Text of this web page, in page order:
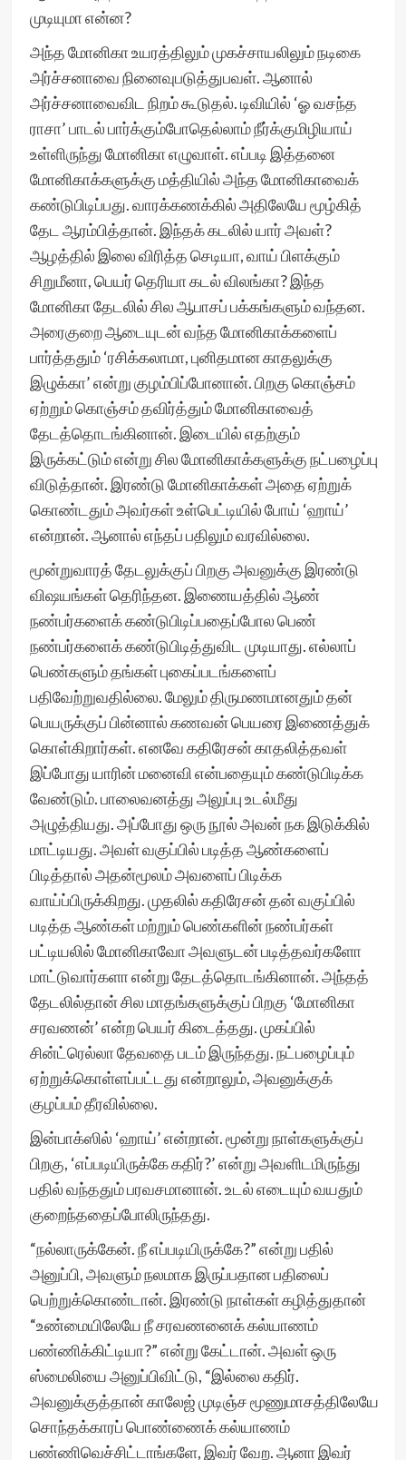
முடியுமா என்ன?
அந்த மோனிகா உயரத்திலும் முகச்சாயலிலும் நடிகை
அர்ச்சனாவை நினைவுபடுத்துபவள். ஆனால்
அர்ச்சனாவைவிட நிறம் கூடுதல். டிவியில் ‘ஓ வசந்த
ராசா’ பாடல் பார்க்கும்போதெல்லாம் நீர்க்குமிழியாய்
உள்ளிருந்து மோனிகா எழுவாள். எப்படி இத்தனை
மோனிகாக்களுக்கு மத்தியில் அந்த மோனிகாவைக்
கண்டுபிடிப்பது. வாரக்கணக்கில் அதிலேயே மூழ்கித்
தேட ஆரம்பித்தான். இந்தக் கடலில் யார் அவள்?
ஆழத்தில் இலை விரித்த செடியா, வாய் பிளக்கும்
சிறுமீனா, பெயர் தெரியா கடல் விலங்கா? இந்த
மோனிகா தேடலில் சில ஆபாசப் பக்கங்களும் வந்தன.
அரைகுறை ஆடையுடன் வந்த மோனிகாக்களைப்
பார்த்ததும் ‘ரசிக்கலாமா, புனிதமான காதலுக்கு
இழுக்கா’ என்று குழம்பிப்போனான். பிறகு கொஞ்சம்
ஏற்றும் கொஞ்சம் தவிர்த்தும் மோனிகாவைத்
தேடத்தொடங்கினான். இடையில் எதற்கும்
இருக்கட்டும் என்று சில மோனிகாக்களுக்கு நட்பழைப்பு
விடுத்தான். இரண்டு மோனிகாக்கள் அதை ஏற்றுக்
கொண்டதும் அவர்கள் உள்பெட்டியில் போய் ‘ஹாய்’
என்றான். ஆனால் எந்தப் பதிலும் வரவில்லை.
மூன்றுவாரத் தேடலுக்குப் பிறகு அவனுக்கு இரண்டு
விஷயங்கள் தெரிந்தன. இணையத்தில் ஆண்
நண்பர்களைக் கண்டுபிடிப்பதைப்போல பெண்
நண்பர்களைக் கண்டுபிடித்துவிட முடியாது. எல்லாப்
பெண்களும் தங்கள் புகைப்படங்களைப்
பதிவேற்றுவதில்லை. மேலும் திருமணமானதும் தன்
பெயருக்குப் பின்னால் கணவன் பெயரை இணைத்துக்
கொள்கிறார்கள். எனவே கதிரேசன் காதலித்தவள்
இப்போது யாரின் மனைவி என்பதையும் கண்டுபிடிக்க
வேண்டும். பாலைவனத்து அலுப்பு உடல்மீது
அழுத்தியது. அப்போது ஒரு நூல் அவன் நக இடுக்கில்
மாட்டியது. அவள் வகுப்பில் படித்த ஆண்களைப்
பிடித்தால் அதன்மூலம் அவளைப் பிடிக்க
வாய்ப்பிருக்கிறது. முதலில் கதிரேசன் தன் வகுப்பில்
படித்த ஆண்கள் மற்றும் பெண்களின் நண்பர்கள்
பட்டியலில் மோனிகாவோ அவளுடன் படித்தவர்களோ
மாட்டுவார்களா என்று தேடத்தொடங்கினான். அந்தத்
தேடலில்தான் சில மாதங்களுக்குப் பிறகு ‘மோனிகா
சரவணன்’ என்ற பெயர் கிடைத்தது. முகப்பில்
சின்ட்ரெல்லா தேவதை படம் இருந்தது. நட்பழைப்பும்
ஏற்றுக்கொள்ளப்பட்டது என்றாலும், அவனுக்குக்
குழப்பம் தீரவில்லை.
இன்பாக்ஸில் ‘ஹாய்’ என்றான். மூன்று நாள்களுக்குப்
பிறகு, ‘எப்படியிருக்கே கதிர்?’ என்று அவளிடமிருந்து
பதில் வந்ததும் பரவசமானான். உடல் எடையும் வயதும்
குறைந்ததைப்போலிருந்தது.
“நல்லாருக்கேன். நீ எப்படியிருக்கே?” என்று பதில்
அனுப்பி, அவளும் நலமாக இருப்பதான பதிலைப்
பெற்றுக்கொண்டான். இரண்டு நாள்கள் கழித்துதான்
“உண்மையிலேயே நீ சரவணனைக் கல்யாணம்
பண்ணிக்கிட்டியா?” என்று கேட்டான். அவள் ஒரு
ஸ்மைலியை அனுப்பிவிட்டு, “இல்லை கதிர்.
அவனுக்குத்தான் காலேஜ் முடிஞ்ச மூணுமாசத்திலேயே
சொந்தக்காரப் பொண்ணைக் கல்யாணம்
பண்ணிவெச்சிட்டாங்களே, இவர் வேற. ஆனா இவர்